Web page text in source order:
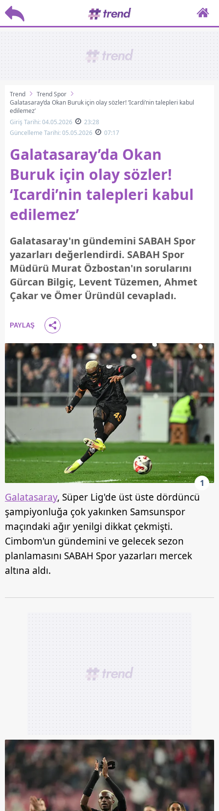
Trend
Trend Spor
Galatasaray’da Okan Buruk için olay sözler! ‘Icardi’nin talepleri kabul
edilemez’
Giriş Tarihi: 04.05.2026
23:28
Güncelleme Tarihi: 05.05.2026
07:17
Galatasaray’da Okan
Buruk için olay sözler!
‘Icardi’nin talepleri kabul
edilemez’
Galatasaray'ın gündemini SABAH Spor
yazarları değerlendirdi. SABAH Spor
Müdürü Murat Özbostan'ın sorularını
Gürcan Bilgiç, Levent Tüzemen, Ahmet
Çakar ve Ömer Üründül cevapladı.
PAYLAŞ
1
Galatasaray, Süper Lig'de üst üste dördüncü
şampiyonluğa çok yakınken Samsunspor
maçındaki ağır yenilgi dikkat çekmişti.
Cimbom'un gündemini ve gelecek sezon
planlamasını SABAH Spor yazarları mercek
altına aldı.